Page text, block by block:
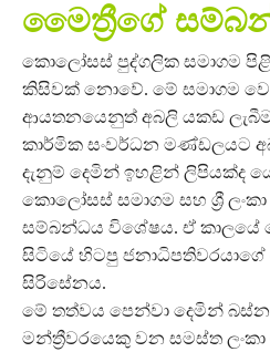
මෛත්‍රීගේ
කොලෝසස් පුද්ගලික සමාගම
කිසිවක් නොවේ. මේ සමාගම
ආයතනයෙනුත් අබලි යකඩ
කාර්මික සංවර්ධන මණ්ඩලයට
දැනුම් දෙමින් ඉහළින් ලිපියක්ද
කොලෝසස් සමාගම සහ ශ්‍රී
සම්බන්ධය විශේෂය. ඒ කාලයේ
සිටියේ හිටපු
සිරිසේනය.
මේ තත්වය පෙන්වා දෙමින්
මන්ත්‍රීවරයෙකු වන සමස්ත